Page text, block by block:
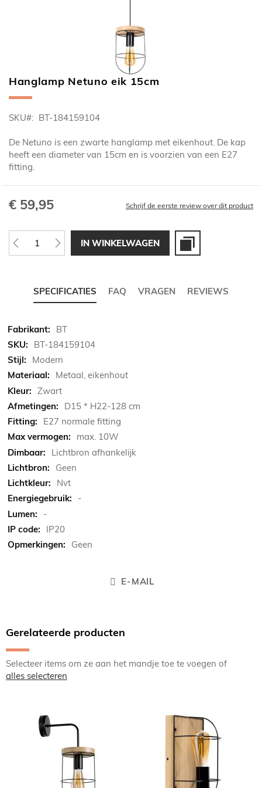
Ga
naar
begin
de
afbeeldingen-
gallerij
Hanglamp Netuno eik 15cm
SKU BT-184159104
De Netuno is een zwarte hanglamp met eikenhout. De kap
heeft een diameter van 15cm en is voorzien van een E27
fitting.
€ 59,95 Schrijf de eerste review over dit product
IN WINKELWAGEN
SPECIFICATIES FAQ VRAGEN REVIEWS
Meer
informatie
BT
BT-184159104
Modern
Metaal, eikenhout
Zwart
D15 * H22-128 cm
E27 normale fitting
max. 10W
Lichtbron afhankelijk
Geen
Nvt
-
-
IP20
Geen
E-MAIL
Gerelateerde producten
Selecteer items om ze aan het mandje toe te voegen of
alles selecteren